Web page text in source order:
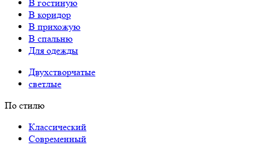
В гостиную
В коридор
В прихожую
В спальню
Для одежды
Двухстворчатые
светлые
По стилю
Классический
Современный